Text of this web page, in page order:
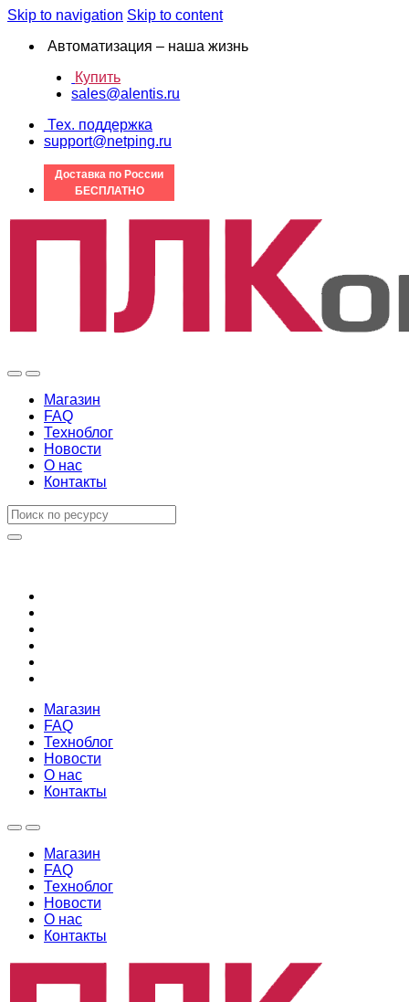
Skip to navigation Skip to content
Автоматизация – наша жизнь
Купить
sales@alentis.ru
Тех. поддержка
support@netping.ru
Доставка по России
БЕСПЛАТНО
Магазин
FAQ
Техноблог
Новости
О нас
Контакты
Магазин
FAQ
Техноблог
Новости
О нас
Контакты
Магазин
FAQ
Техноблог
Новости
О нас
Контакты